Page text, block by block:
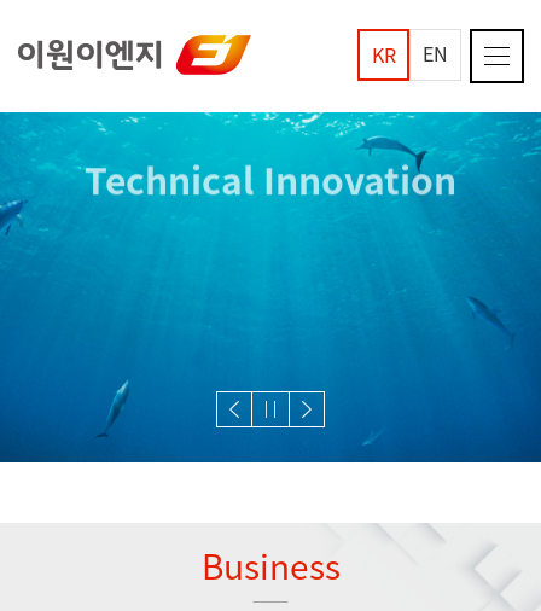
KR EN
Technical Innovation
SOC, 에너지 그리고 환경 기술의 혁신에 기여하는 이원이엔지
Business